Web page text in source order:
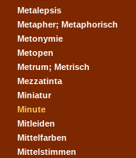
Metalepsis
Metapher; Metaphorisch
Metonymie
Metopen
Metrum; Metrisch
Mezzatinta
Miniatur
Minute
Mitleiden
Mittelfarben
Mittelstimmen